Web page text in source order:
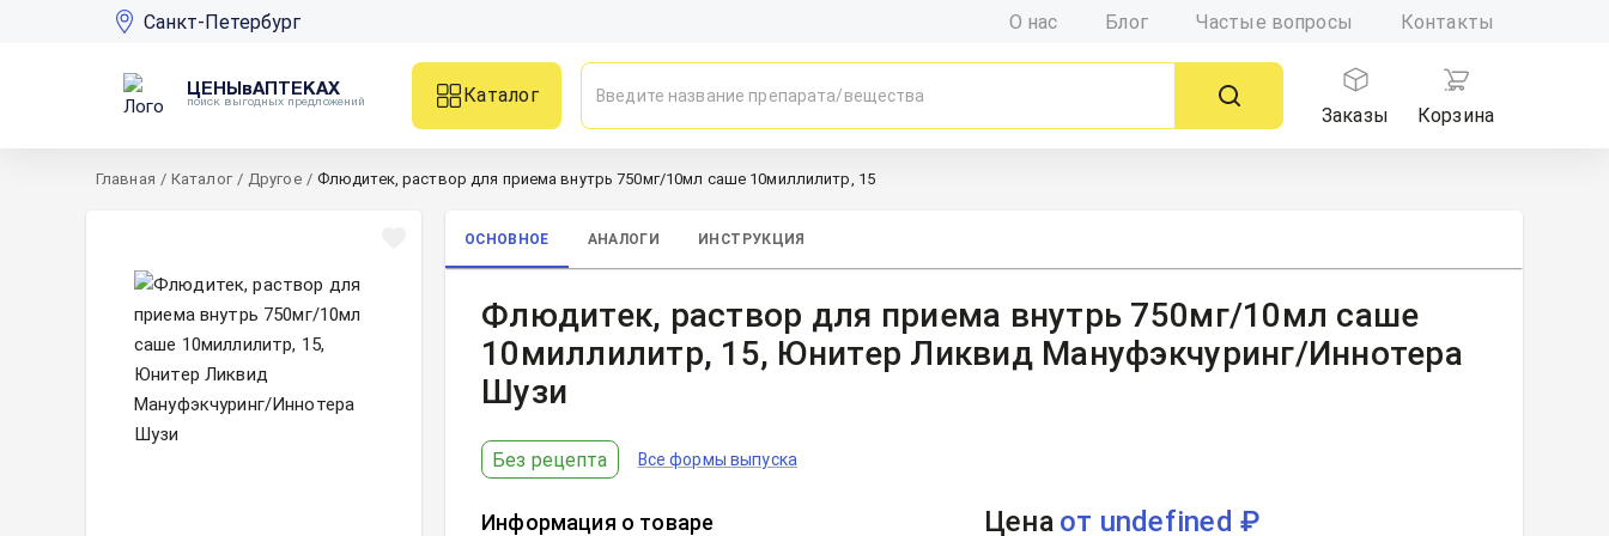
Санкт-Петербург О нас Блог Частые вопросы Контакты
ЦЕНЫвАПТЕКАХ
поиск выгодных предложений
Каталог
Заказы
Корзина
Главная / Каталог / Другое / Флюдитек, раствор для приема внутрь 750мг/10мл саше 10миллилитр, 15
ОСНОВНОЕ АНАЛОГИ ИНСТРУКЦИЯ
Флюдитек, раствор для приема внутрь 750мг/10мл саше
10миллилитр, 15, Юнитер Ликвид Мануфэкчуринг/Иннотера
Шузи
Без рецепта Все формы выпуска
Информация о товаре Цена от undefined ₽